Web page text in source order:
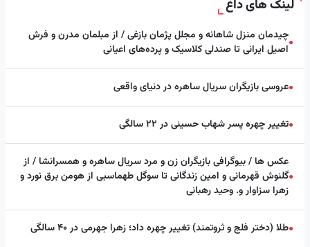
لینک های داغ
●چیدمان منزل شاهانه و مجلل پژمان بازغی / از مبلمان مدرن و فرش
اصیل ایرانی تا صندلی کلاسیک و پرده‌های اعیانی
●عروسی بازیگران سریال ساهره در دنیای واقعی
●تغییر چهره پسر شهاب حسینی در ۲۲ سالگی
●
عکس ها / بیوگرافی بازیگران زن و مرد سریال ساهره و همسرانشا / از
گلنوش قهرمانی و امین زندگانی تا سوگل طهماسبی از هومن برق نورد و
زهرا سزاوار و. وحید رهبانی
●طلا (دختر فلج و ثروتمند) تغییر چهره داد؛ زهرا جهرمی در ۴۰ سالگی